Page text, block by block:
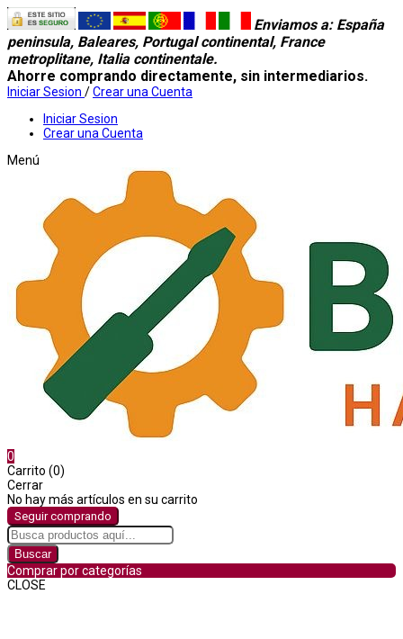
Enviamos a: España
peninsula, Baleares, Portugal continental, France
metroplitane, Italia continentale.
Ahorre comprando directamente, sin intermediarios.
Iniciar Sesion /Crear una Cuenta
Iniciar Sesion
Crear una Cuenta
Menú
0
Carrito (0)
Cerrar
No hay más artículos en su carrito
Seguir comprando
Buscar
Comprar por categorías
CLOSE